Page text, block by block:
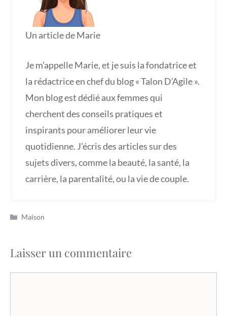
Un article de Marie
Je m’appelle Marie, et je suis la fondatrice et
la rédactrice en chef du blog « Talon D’Agile ».
Mon blog est dédié aux femmes qui
cherchent des conseils pratiques et
inspirants pour améliorer leur vie
quotidienne. J’écris des articles sur des
sujets divers, comme la beauté, la santé, la
carrière, la parentalité, ou la vie de couple.
Catégories
Maison
Laisser un commentaire